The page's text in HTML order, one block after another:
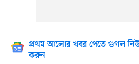
প্রথম আলোর খবর পেতে গুগল
করুন